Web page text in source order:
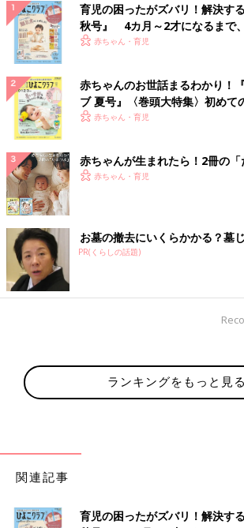
育児の困ったがズバリ！解決す
秋号』 4カ月～2才になるまで
いっぱい！
赤ちゃん・育児
赤ちゃんのお世話まるわかり！
ブ 夏号』〈巻頭大特集〉初めて
く！ おっぱい・ミルクの基本と
赤ちゃん・育児
赤ちゃんが生まれたら！2冊の「
赤ちゃん・育児
お墓の撤去にいくらかかる？墓
PR(くらしの話題)
ランキングをもっと見る
関連記事
育児の困ったがズバリ！解決す